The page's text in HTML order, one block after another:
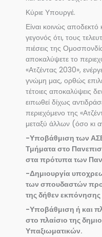
Κύριε Υπουργέ.
Είναι κοινώς αποδεκτό
γεγονός ότι, τους
πιέσεις της
αποκαλύψετε το
«Ατζέντας 2030»,
γνώμη μας, ορθώς
τέτοιες αποκαλύψεις
ειπωθεί δίχως
περιεχόμενο της
μεταξύ άλλων (όσο κι
-Υποβάθμιση των
Τμήματα στο
στα πρότυπα των
-Δημιουργία
των σπουδαστών
της δήθεν εκπόνησης
-Υποβάθμιση ή και
στο πλαίσιο της
Υπαξιωματικών.